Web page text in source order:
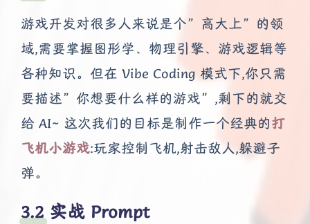
游戏开发对很多人来说是个”高大上”的领
域,需要掌握图形学、物理引擎、游戏逻辑等
各种知识。但在 Vibe Coding 模式下,你只需
要描述”你想要什么样的游戏”,剩下的就交
给 AI~ 这次我们的目标是制作一个经典的打
飞机小游戏:玩家控制飞机,射击敌人,躲避子
弹。
实战 Prompt